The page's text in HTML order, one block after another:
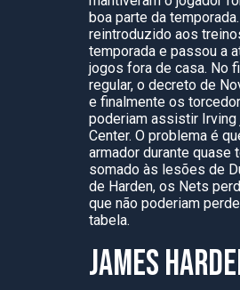
boa parte da
reintroduzido aos
temporada e passou a
jogos fora de casa. No
regular, o decreto de
e finalmente os
poderiam assistir Irving
Center. O problema é
armador durante quase
somado às lesões de
de Harden, os Nets
que não poderiam
tabela.
JAMES